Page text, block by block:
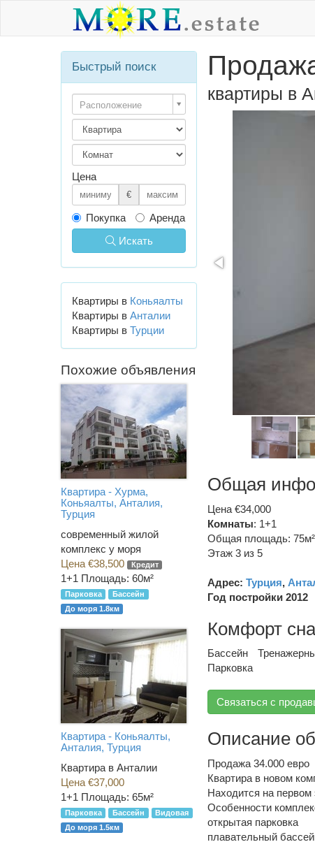
квартиры в
Общая
Цена €34,000
Комнаты: 1+1
Общая площадь: 75м²
Этаж 3 из 5
Адрес: Турция,
Год постройки 2012
Комфорт
Бассейн
Парковка
Связаться с
Описание
Продажа 34.000 евро
Квартира в новом
Находится на первом
Особенности
открытая парковка
плавательный
Быстрый поиск
Расположение
Цена
€
Покупка
Аренда
Искать
Квартиры в Коньяалты
Квартиры в Анталии
Квартиры в Турции
Похожие объявления
Квартира - Хурма,
Коньяалты, Анталия,
Турция
современный жилой
комплекс у моря
Цена €38,500
Кредит
1+1 Площадь: 60м²
Парковка
Бассейн
До моря 1.8км
Квартира - Коньяалты,
Анталия, Турция
Квартира в Анталии
Цена €37,000
1+1 Площадь: 65м²
Парковка Бассейн
Видовая
До моря 1.5км